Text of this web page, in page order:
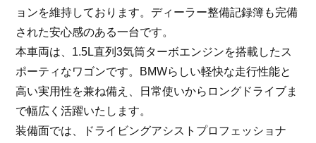
ョンを維持しております。ディーラー整備記録簿も完備
された安心感のある一台です。
本車両は、1.5L直列3気筒ターボエンジンを搭載したス
ポーティなワゴンです。BMWらしい軽快な走行性能と
高い実用性を兼ね備え、日常使いからロングドライブま
で幅広く活躍いたします。
装備面では、ドライビングアシストプロフェッショナ
採用情報
お問い合わせ
電話でのお問い合わせ
スマートオート（株式会社スマート・カーサービス